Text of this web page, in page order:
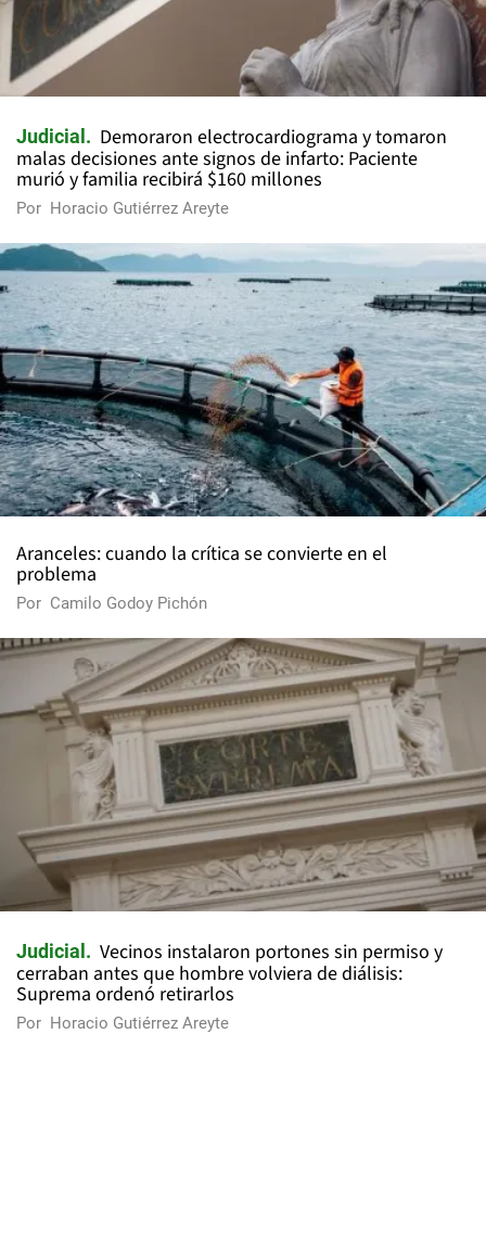
Judicial
Demoraron electrocardiograma y tomaron
malas decisiones ante signos de infarto: Paciente
murió y familia recibirá $160 millones
Por Horacio Gutiérrez Areyte
Aranceles: cuando la crítica se convierte en el
problema
Por Camilo Godoy Pichón
Judicial
Vecinos instalaron portones sin permiso y
cerraban antes que hombre volviera de diálisis:
Suprema ordenó retirarlos
Por Horacio Gutiérrez Areyte